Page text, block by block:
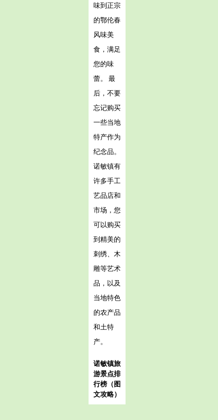
味到正宗
的鄂伦春
风味美
食，满足
您的味
蕾。 最
后，不要
忘记购买
一些当地
特产作为
纪念品。
诺敏镇有
许多手工
艺品店和
市场，您
可以购买
到精美的
刺绣、木
雕等艺术
品，以及
当地特色
的农产品
和土特
产。
诺敏镇旅
游景点排
行榜（图
文攻略）